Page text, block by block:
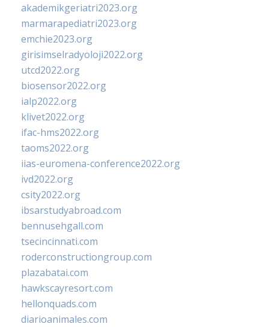
akademikgeriatri2023.org
marmarapediatri2023.org
emchie2023.org
girisimselradyoloji2022.org
utcd2022.org
biosensor2022.org
ialp2022.org
klivet2022.org
ifac-hms2022.org
taoms2022.org
iias-euromena-conference2022.org
ivd2022.org
csity2022.org
ibsarstudyabroad.com
bennusehgall.com
tsecincinnati.com
roderconstructiongroup.com
plazabatai.com
hawkscayresort.com
hellonquads.com
diarioanimales.com